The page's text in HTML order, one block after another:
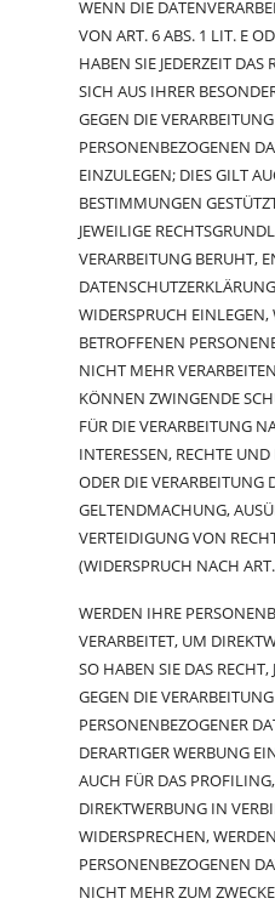
WENN DIE
VON ART. 6 ABS. 1 LIT. E
HABEN SIE JEDERZEIT
SICH AUS IHRER
GEGEN DIE
PERSONENBEZOGENEN
EINZULEGEN; DIES GILT
BESTIMMUNGEN
JEWEILIGE
VERARBEITUNG BERUHT,
WIDERSPRUCH
BETROFFENEN
NICHT MEHR
KÖNNEN ZWINGENDE
FÜR DIE VERARBEITUNG
INTERESSEN, RECHTE
ODER DIE VERARBEITUNG
GELTENDMACHUNG,
VERTEIDIGUNG VON
(WIDERSPRUCH NACH
WERDEN IHRE
VERARBEITET, UM
SO HABEN SIE DAS RECHT,
GEGEN DIE
PERSONENBEZOGENER
DERARTIGER WERBUNG
AUCH FÜR DAS
DIREKTWERBUNG IN
WIDERSPRECHEN,
PERSONENBEZOGENEN
NICHT MEHR ZUM